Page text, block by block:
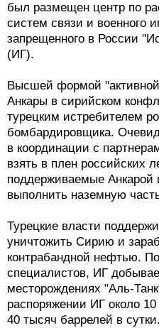
был размещен центр по
систем связи и военного
запрещенного в России
(ИГ).
Высшей формой
Анкары в сирийском
турецким истребителем
бомбардировщика.
в координации с
взять в плен российских
поддерживаемые Анкарой
выполнить наземную
Турецкие власти
уничтожить Сирию и
контрабандной нефтью.
специалистов, ИГ
месторождениях "Аль-
распоряжении ИГ около
40 тысяч баррелей в